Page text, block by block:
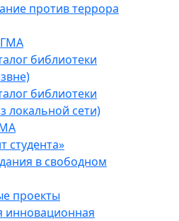
против террора
библиотеки
библиотеки
локальной сети)
студента»
в свободном
проекты
инновационная